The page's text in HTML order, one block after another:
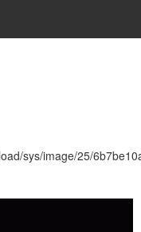
sys/image/25/